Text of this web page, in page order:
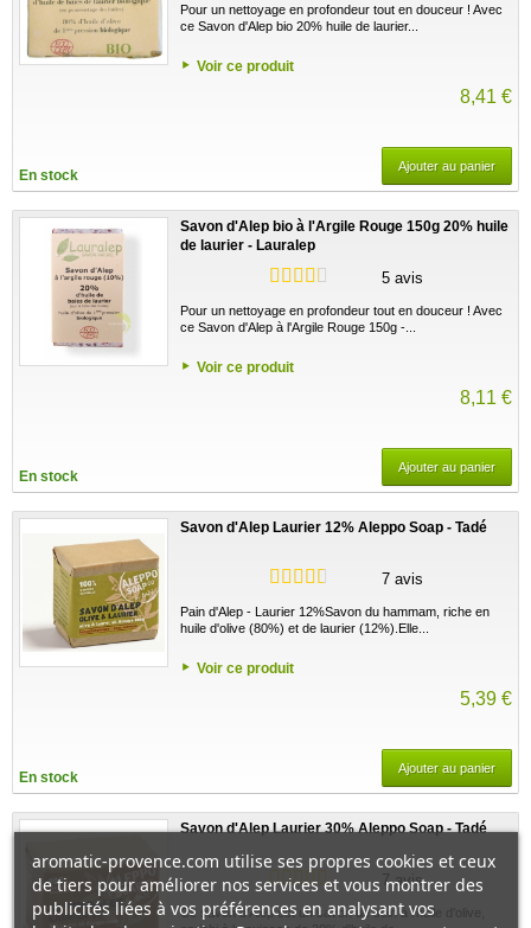
Pour un nettoyage en profondeur tout en douceur ! Avec
ce Savon d'Alep bio 20% huile de laurier...
Voir ce produit
8,41 €
En stock
Ajouter au panier
Savon d'Alep bio à l'Argile Rouge 150g 20% huile
de laurier - Lauralep
5 avis
Pour un nettoyage en profondeur tout en douceur ! Avec
ce Savon d'Alep à l'Argile Rouge 150g -...
Voir ce produit
8,11 €
En stock
Ajouter au panier
Savon d'Alep Laurier 12% Aleppo Soap - Tadé
7 avis
Pain d'Alep - Laurier 12%Savon du hammam, riche en
huile d'olive (80%) et de laurier (12%).Elle...
Voir ce produit
5,39 €
En stock
Ajouter au panier
Savon d'Alep Laurier 30% Aleppo Soap - Tadé
7 avis
Ce savon d'Alep est un savon de soin à l'huile d'olive,
aromatic-provence.com utilise ses propres cookies et ceux
de tiers pour améliorer nos services et vous montrer des
publicités liées à vos préférences en analysant vos